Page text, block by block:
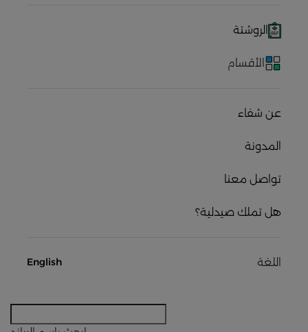
الروشتة
الأقسام
عن شفاء
المدونة
تواصل معنا
هل تملك صيدلية؟
اللغة English